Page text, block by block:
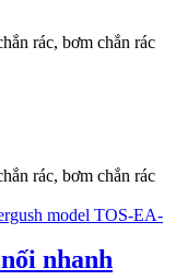
rác, bơm chắn rác
rác, bơm chắn rác
nhanh